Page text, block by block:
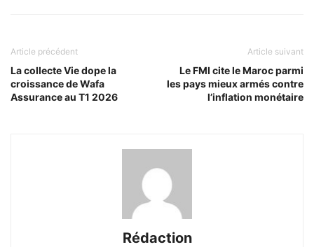
Article précédent
La collecte Vie dope la
croissance de Wafa
Assurance au T1 2026
Article suivant
Le FMI cite le Maroc parmi
les pays mieux armés contre
l’inflation monétaire
Rédaction